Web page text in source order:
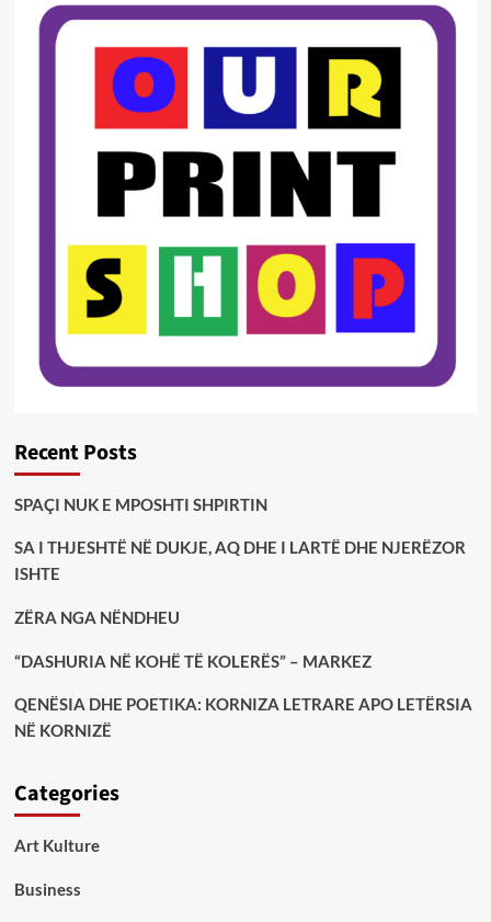
Recent Posts
SPAÇI NUK E MPOSHTI SHPIRTIN
SA I THJESHTË NË DUKJE, AQ DHE I LARTË DHE NJERËZOR
ISHTE
ZËRA NGA NËNDHEU
“DASHURIA NË KOHË TË KOLERËS” – MARKEZ
QENËSIA DHE POETIKA: KORNIZA LETRARE APO LETËRSIA
NË KORNIZË
Categories
Art Kulture
Business